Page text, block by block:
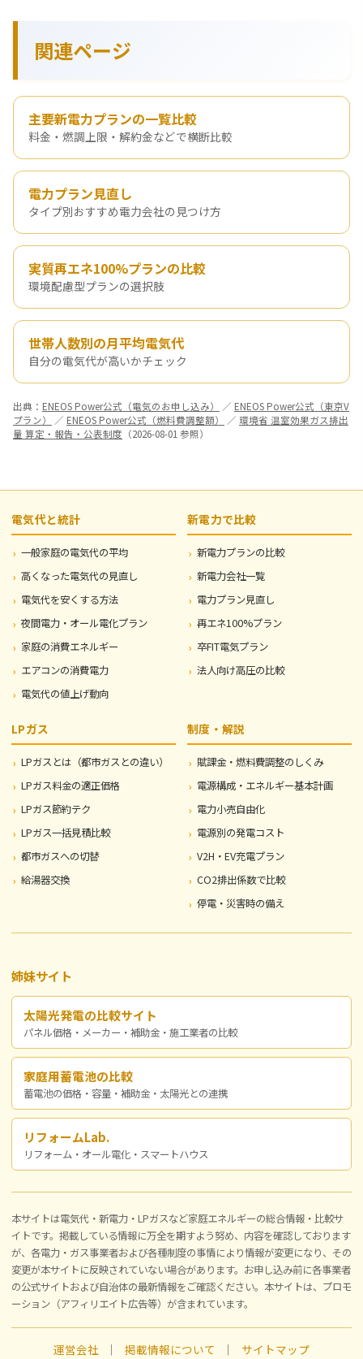
関連ページ
主要新電力プランの一覧比較
料金・燃調上限・解約金などで横断比較
電力プラン見直し
タイプ別おすすめ電力会社の見つけ方
実質再エネ100%プランの比較
環境配慮型プランの選択肢
世帯人数別の月平均電気代
自分の電気代が高いかチェック
出典： ENEOS Power公式（電気のお申し込み） ／ ENEOS Power公式（東京V
プラン）
／ ENEOS Power公式（燃料費調整額） ／ 環境省 温室効果ガス排出
量 算定・報告・公表制度 （2026-08-01 参照）
電気代と統計
一般家庭の電気代の平均
高くなった電気代の見直し
電気代を安くする方法
夜間電力・オール電化プラン
家庭の消費エネルギー
エアコンの消費電力
電気代の値上げ動向
新電力で比較
新電力プランの比較
新電力会社一覧
電力プラン見直し
再エネ100%プラン
卒FIT電気プラン
法人向け高圧の比較
LPガス
LPガスとは（都市ガスとの違い）
LPガス料金の適正価格
LPガス節約テク
LPガス一括見積比較
都市ガスへの切替
給湯器交換
制度・解説
賦課金・燃料費調整のしくみ
電源構成・エネルギー基本計画
電力小売自由化
電源別の発電コスト
V2H・EV充電プラン
CO2排出係数で比較
停電・災害時の備え
姉妹サイト
太陽光発電の比較サイト
パネル価格・メーカー・補助金・施工業者の比較
家庭用蓄電池の比較
蓄電池の価格・容量・補助金・太陽光との連携
リフォームLab.
リフォーム・オール電化・スマートハウス
本サイトは電気代・新電力・LPガスなど家庭エネルギーの総合情報・比較サ
イトです。掲載している情報に万全を期すよう努め、内容を確認しております
が、各電力・ガス事業者および各種制度の事情により情報が変更になり、その
変更が本サイトに反映されていない場合があります。お申し込み前に各事業者
の公式サイトおよび自治体の最新情報をご確認ください。本サイトは、プロモ
ーション（アフィリエイト広告等）が含まれています。
運営会社 ｜ 掲載情報について ｜ サイトマップ